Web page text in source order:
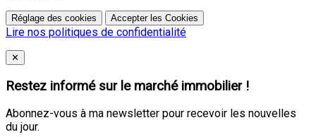
Réglage des cookies Accepter les Cookies
Lire nos politiques de confidentialité
Close
✕
Restez informé sur le marché immobilier !
Abonnez-vous à ma newsletter pour recevoir les nouvelles
du jour.